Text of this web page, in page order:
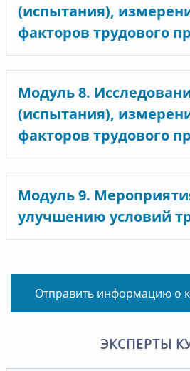
(испытания),
факторов трудового
Модуль 8.
(испытания),
факторов трудового
Модуль 9.
улучшению условий
Отправить информацию о
ЭКСПЕРТЫ